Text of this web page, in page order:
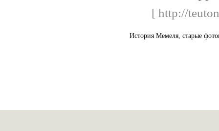
[ http://
История Мемеля, старые